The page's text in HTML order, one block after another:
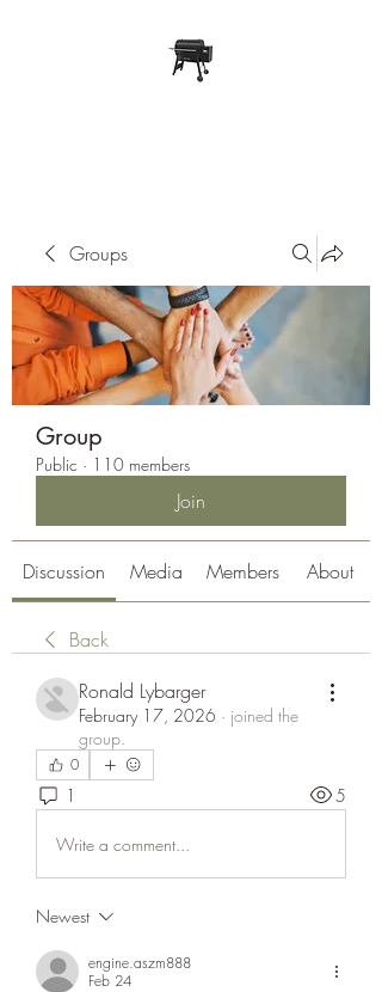
Groups
Group
Public · 110 members
Join
Discussion Media Members About
Back
Ronald Lybarger
February 17, 2026 · joined the
group.
0
1 5
Write a comment...
Newest
engine.aszm888
Feb 24